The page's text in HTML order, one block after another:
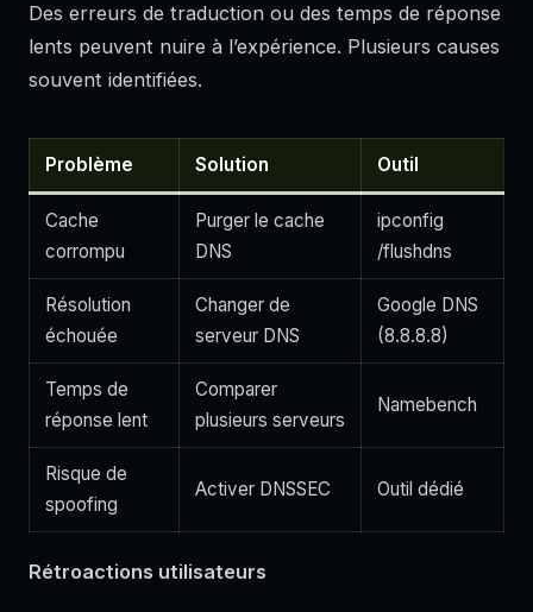
Des erreurs de traduction ou des temps de réponse
lents peuvent nuire à l’expérience. Plusieurs causes
souvent identifiées.
Problème Solution Outil
Cache
corrompu
Purger le cache
DNS
ipconfig
/flushdns
Résolution
échouée
Changer de
serveur DNS
Google DNS
(8.8.8.8)
Temps de
réponse lent
Comparer
plusieurs serveurs
Namebench
Risque de
spoofing
Activer DNSSEC Outil dédié
Rétroactions utilisateurs